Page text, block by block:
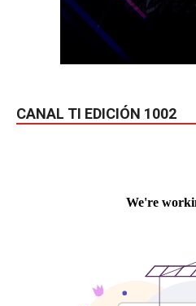
CANAL TI EDICIÓN 1002